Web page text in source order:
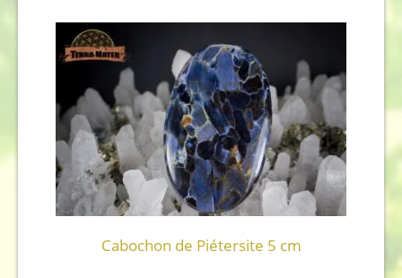
Cabochon de Piétersite 5 cm